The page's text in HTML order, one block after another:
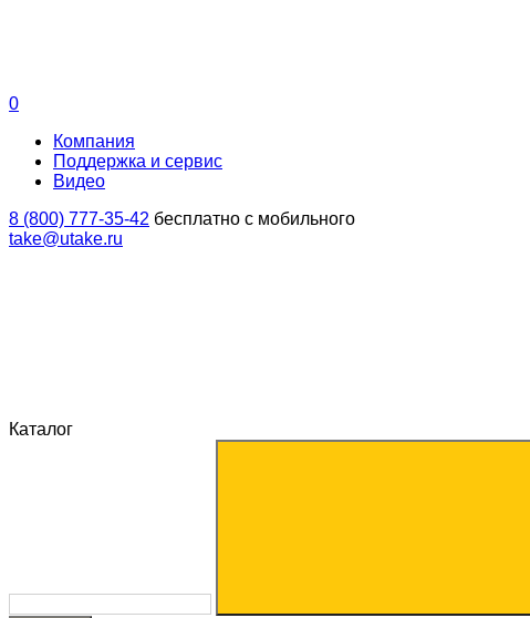
0
Компания
Поддержка и сервис
Видео
8 (800) 777-35-42 бесплатно с мобильного
take@utake.ru
Каталог